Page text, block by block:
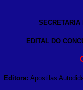
SECRETARIA
EDITAL DO
Editora: Apostilas